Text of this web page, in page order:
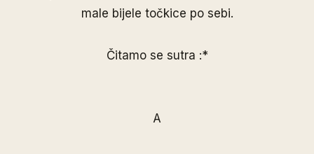
male bijele točkice po sebi.
Čitamo se sutra :*
A